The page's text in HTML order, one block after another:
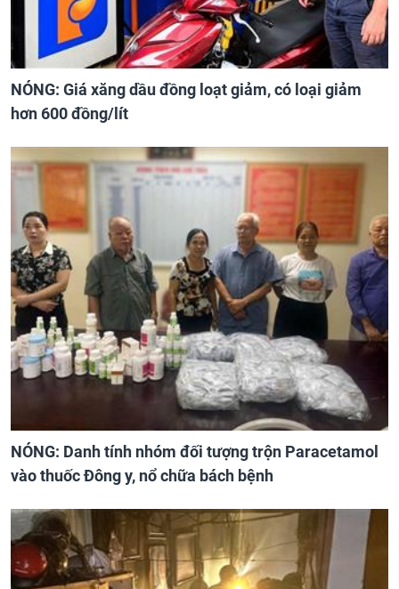
NÓNG: Giá xăng dầu đồng loạt giảm, có loại giảm
hơn 600 đồng/lít
NÓNG: Danh tính nhóm đối tượng trộn Paracetamol
vào thuốc Đông y, nổ chữa bách bệnh